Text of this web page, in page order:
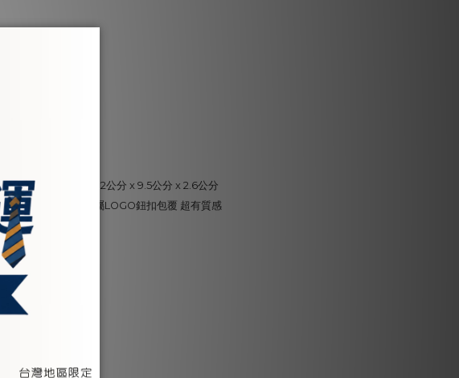
大小為12公分 x 9.5公分 x 2.6公分
帶有金屬LOGO鈕扣包覆 超有質感